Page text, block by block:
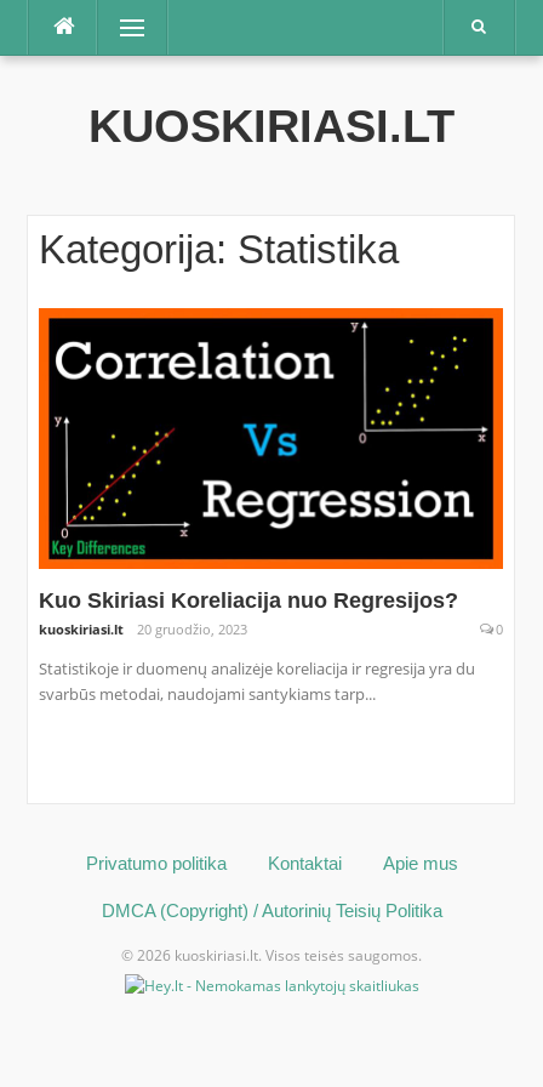
Praleisti
Meniu
KUOSKIRIASI.LT
Kategorija: Statistika
Kuo Skiriasi Koreliacija nuo Regresijos?
kuoskiriasi.lt 20 gruodžio, 2023 0
Statistikoje ir duomenų analizėje koreliacija ir regresija yra du
svarbūs metodai, naudojami santykiams tarp...
Privatumo politika Kontaktai Apie mus
DMCA (Copyright) / Autorinių Teisių Politika
© 2026 kuoskiriasi.lt. Visos teisės saugomos.